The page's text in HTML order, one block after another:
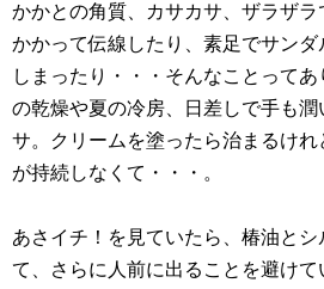
かかとの角質、カサカサ、ザラザ
かかって伝線したり、素足でサン
しまったり・・・そんなことって
の乾燥や夏の冷房、日差しで手も
サ。クリームを塗ったら治まるけ
が持続しなくて・・・。
あさイチ！を見ていたら、椿油とシ
て、さらに人前に出ることを避け